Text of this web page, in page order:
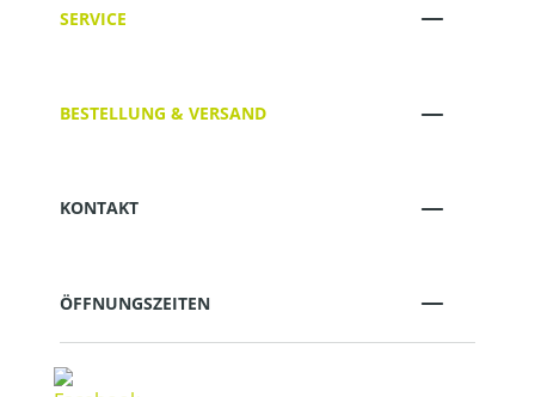
SERVICE
BESTELLUNG & VERSAND
KONTAKT
ÖFFNUNGSZEITEN